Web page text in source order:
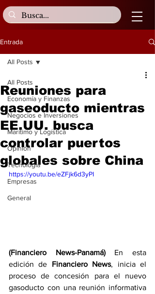
Entrada
All Posts
Economía y Finanzas
Negocios e Inversiones
Marítimo y Logística
Opinión
Tecnología
Empresas
General
All Posts
Reuniones para
gaseoducto mientras
EE.UU. busca
controlar puertos
globales sobre China
https://youtu.be/eZFjk6d3yPI
(Financiero News-Panamá) En esta
edición de Financiero News, inicia el
proceso de concesión para el nuevo
gasoducto con una reunión informativa